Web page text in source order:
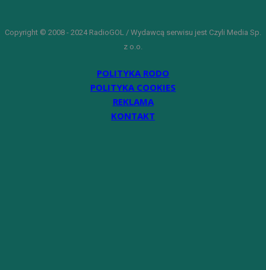
Copyright © 2008 - 2024 RadioGOL / Wydawcą serwisu jest Czyli Media Sp.
z o.o.
POLITYKA RODO
POLITYKA COOKIES
REKLAMA
KONTAKT